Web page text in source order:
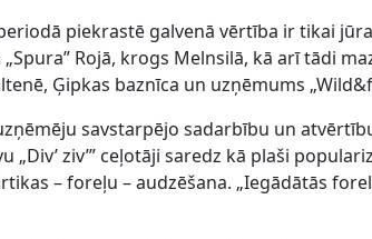
piekrastē galvenā vērtība ir tikai
Rojā, krogs Melnsilā, kā arī tādi
Ģipkas baznīca un uzņēmums
savstarpējo sadarbību un
„Div’ ziv’” ceļotāji saredz kā plaši
– foreļu – audzēšana. „Iegādātās